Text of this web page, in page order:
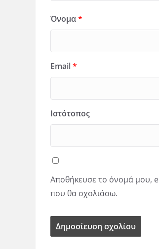
Όνομα*
Email*
Ιστότοπος
Αποθήκευσε το όνομά μου,
που θα σχολιάσω.